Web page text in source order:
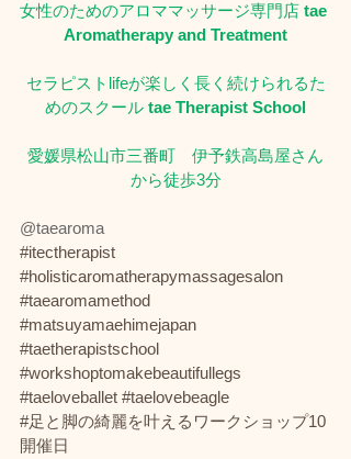
女性のためのアロママッサージ専門店 tae
Aromatherapy and Treatment
セラピストlifeが楽しく長く続けられるた
めのスクール tae Therapist School
愛媛県松山市三番町　伊予鉄高島屋さん
から徒歩3分
@taearoma
#itectherapist
#holisticaromatherapymassagesalon
#taearomamethod
#matsuyamaehimejapan
#taetherapistschool
#workshoptomakebeautifullegs
#taeloveballet #taelovebeagle
#足と脚の綺麗を叶えるワークショップ10
開催日